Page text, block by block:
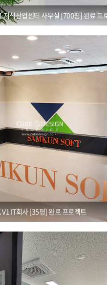
지식산업센터 사무실 [700평] 완료 프로
IT회사 [35평]
IT회사 [35평] 완료 프로젝트